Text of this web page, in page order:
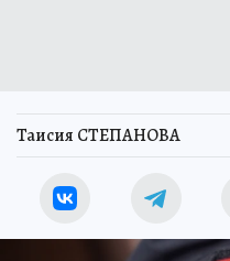
Таисия СТЕПАНОВА